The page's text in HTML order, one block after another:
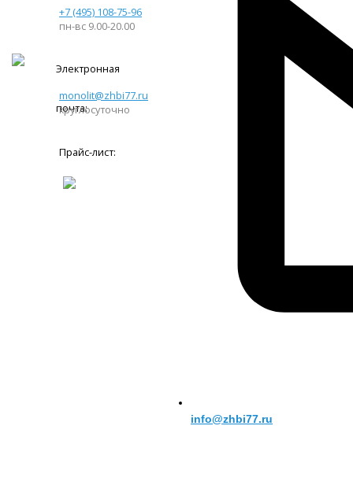
+7 (495) 108-75-96
пн-вс 9.00-20.00
Электронная
почта:
monolit@zhbi77.ru
круглосуточно
Прайс-лист:
info@zhbi77.ru